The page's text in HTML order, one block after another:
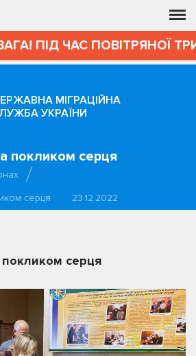
ПІД ЧАС ПОВІТРЯНОЇ
МІГРАЦІЙНА
УКРАЇНИ
покликом серця
серця
23.12.2022
покликом серця